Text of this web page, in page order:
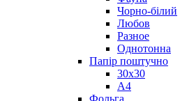
Чорно-білий
Любов
Разное
Однотонна
Папір поштучно
30х30
А4
Фольга